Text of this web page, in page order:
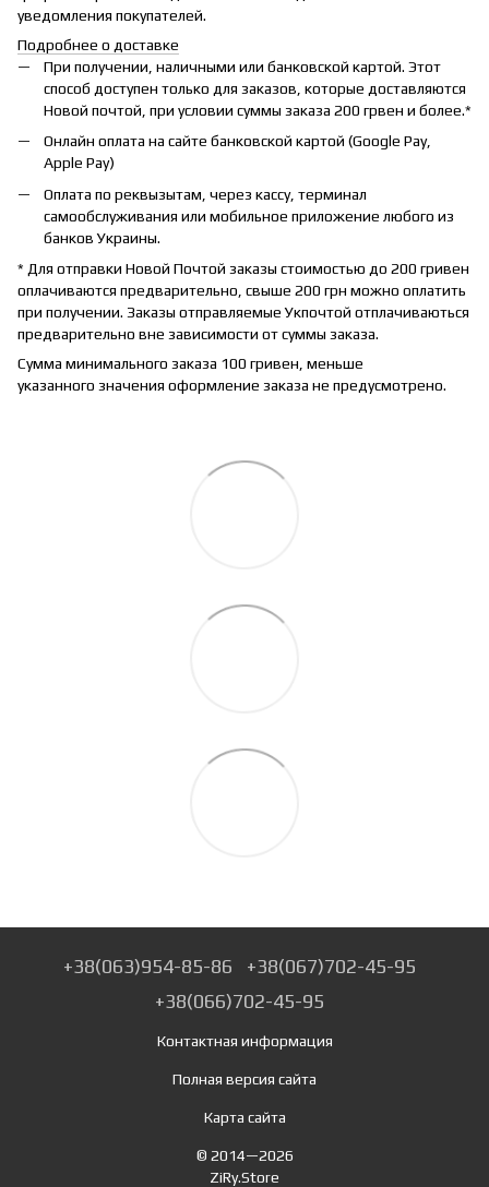
уведомления покупателей.
Подробнее о доставке
При получении, наличными или банковской картой. Этот
способ доступен только для заказов, которые доставляются
Новой почтой, при условии суммы заказа 200 грвен и более.*
Онлайн оплата на сайте банковской картой (Google Pay,
Apple Pay)
Оплата по реквызытам, через кассу, терминал
самообслуживания или мобильное приложение любого из
банков Украины.
* Для отправки Новой Почтой заказы стоимостью до 200 гривен
оплачиваются предварительно, свыше 200 грн можно оплатить
при получении. Заказы отправляемые Укпочтой отплачиваються
предварительно вне зависимости от суммы заказа.
Сумма минимального заказа 100 гривен, меньше
указанного значения оформление заказа не предусмотрено.
+38(063)954-85-86
+38(067)702-45-95
+38(066)702-45-95
Контактная информация
Полная версия сайта
Карта сайта
© 2014—2026
ZiRy.Store